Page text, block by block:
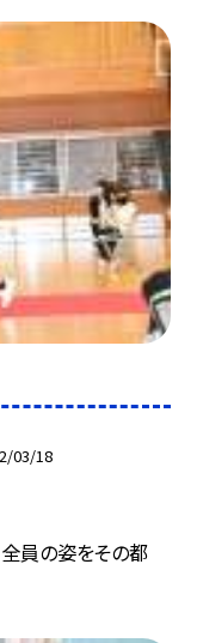
03/18
全員の姿をその都